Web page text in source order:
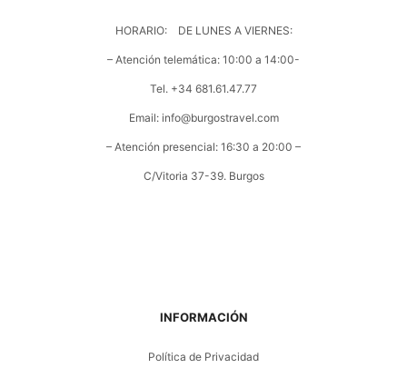
HORARIO: DE LUNES A VIERNES:
– Atención telemática: 10:00 a 14:00-
Tel. +34 681.61.47.77
Email: info@burgostravel.com
– Atención presencial: 16:30 a 20:00 –
C/Vitoria 37-39. Burgos
INFORMACIÓN
Política de Privacidad